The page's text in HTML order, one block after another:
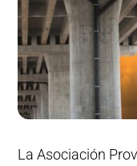
La Asociación